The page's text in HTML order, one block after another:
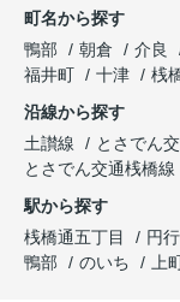
町名から探す
鴨部
朝倉 介良
福井町
十津
桟
沿線から探す
土讃線
とさでん
とさでん交通桟橋線
駅から探す
桟橋通五丁目
円
鴨部
のいち 上